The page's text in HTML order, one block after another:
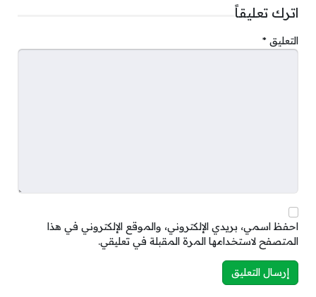
اترك تعليقاً
التعليق *
احفظ اسمي، بريدي الإلكتروني، والموقع الإلكتروني في هذا
المتصفح لاستخدامها المرة المقبلة في تعليقي.